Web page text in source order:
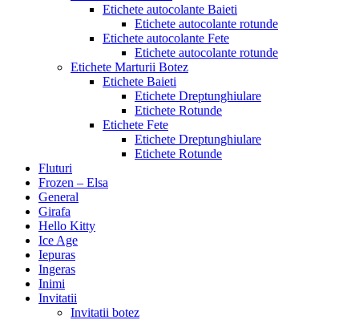
Etichete autocolante Baieti
Etichete autocolante rotunde
Etichete autocolante Fete
Etichete autocolante rotunde
Etichete Marturii Botez
Etichete Baieti
Etichete Dreptunghiulare
Etichete Rotunde
Etichete Fete
Etichete Dreptunghiulare
Etichete Rotunde
Fluturi
Frozen – Elsa
General
Girafa
Hello Kitty
Ice Age
Iepuras
Ingeras
Inimi
Invitatii
Invitatii botez